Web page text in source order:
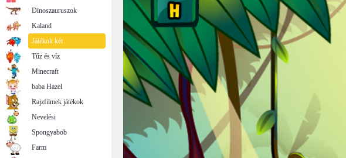
Dinoszauruszok
Kaland
Játékok két
Tűz és víz
Minecraft
baba Hazel
Rajzfilmek játékok
Nevelési
Spongyabob
Farm